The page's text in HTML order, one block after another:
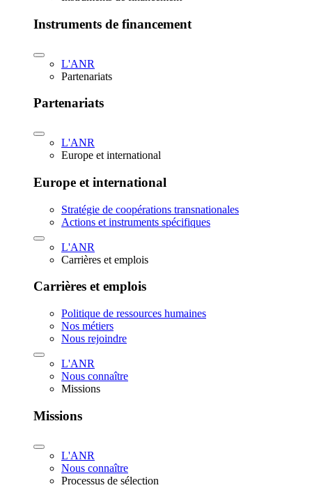
Instruments de financement
L'ANR
Partenariats
Partenariats
L'ANR
Europe et international
Europe et international
Stratégie de coopérations transnationales
Actions et instruments spécifiques
L'ANR
Carrières et emplois
Carrières et emplois
Politique de ressources humaines
Nos métiers
Nous rejoindre
L'ANR
Nous connaître
Missions
Missions
L'ANR
Nous connaître
Processus de sélection